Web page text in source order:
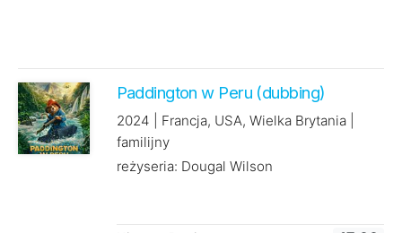
Paddington w Peru (dubbing)
2024 | Francja, USA, Wielka Brytania |
familijny
reżyseria: Dougal Wilson